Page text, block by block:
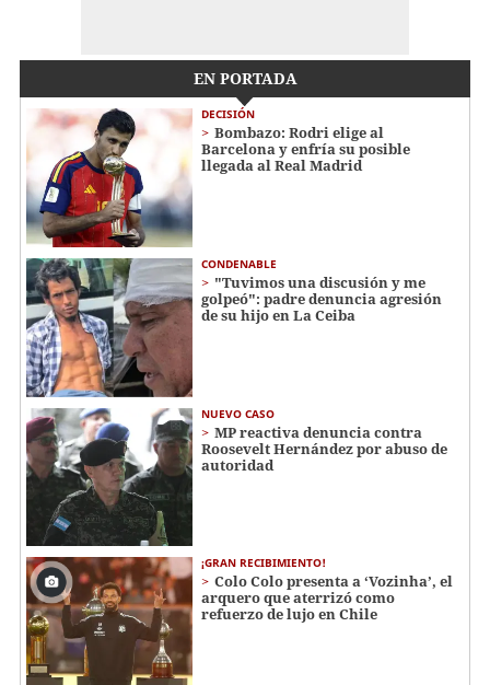
EN PORTADA
DECISIÓN
Bombazo: Rodri elige al
Barcelona y enfría su posible
llegada al Real Madrid
CONDENABLE
"Tuvimos una discusión y me
golpeó": padre denuncia agresión
de su hijo en La Ceiba
NUEVO CASO
MP reactiva denuncia contra
Roosevelt Hernández por abuso de
autoridad
¡GRAN RECIBIMIENTO!
Colo Colo presenta a ‘Vozinha’, el
arquero que aterrizó como
refuerzo de lujo en Chile